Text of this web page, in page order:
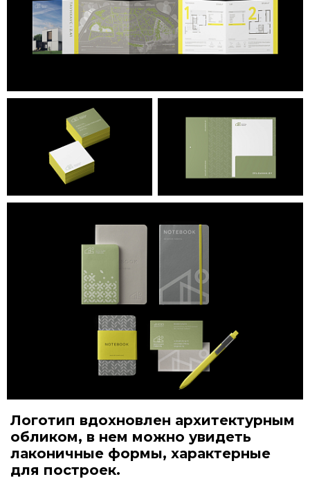
Логотип вдохновлен архитектурным
обликом, в нем можно увидеть
лаконичные формы, характерные
для построек.